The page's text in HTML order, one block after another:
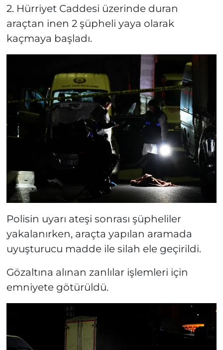
2. Hürriyet Caddesi üzerinde duran
araçtan inen 2 şüpheli yaya olarak
kaçmaya başladı.
Polisin uyarı ateşi sonrası şüpheliler
yakalanırken, araçta yapılan aramada
uyuşturucu madde ile silah ele geçirildi.
Gözaltına alınan zanlılar işlemleri için
emniyete götürüldü.